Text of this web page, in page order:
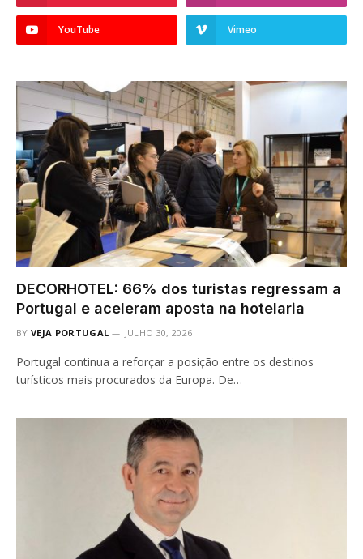
YouTube Vimeo
DECORHOTEL: 66% dos turistas regressam a
Portugal e aceleram aposta na hotelaria
BY VEJA PORTUGAL JULHO 30, 2026
Portugal continua a reforçar a posição entre os destinos
turísticos mais procurados da Europa. De…